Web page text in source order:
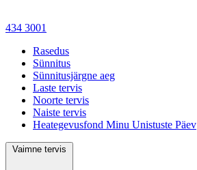
434 3001
Rasedus
Sünnitus
Sünnitusjärgne aeg
Laste tervis
Noorte tervis
Naiste tervis
Heategevusfond Minu Unistuste Päev
Vaimne tervis